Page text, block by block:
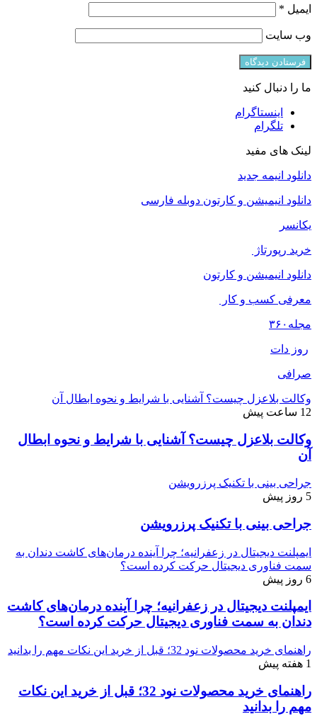
ایمیل *
وب‌ سایت
ما را دنبال کنید
اینستاگرام
تلگرام
لینک های مفید
دانلود انیمه جدید
دانلود انیمیشن و کارتون دوبله فارسی
یکانسر
خرید رپورتاژ
دانلود انیمیشن و کارتون
معرفی کسب و کار
مجله ۳۶۰
روز دات
صرافی
وکالت بلاعزل چیست؟ آشنایی با شرایط و نحوه ابطال آن
12 ساعت پیش
وکالت بلاعزل چیست؟ آشنایی با شرایط و نحوه ابطال
آن
جراحی بینی با تکنیک پرزرویشن
5 روز پیش
جراحی بینی با تکنیک پرزرویشن
ایمپلنت دیجیتال در زعفرانیه؛ چرا آینده درمان‌های کاشت دندان به
سمت فناوری دیجیتال حرکت کرده است؟
6 روز پیش
ایمپلنت دیجیتال در زعفرانیه؛ چرا آینده درمان‌های کاشت
دندان به سمت فناوری دیجیتال حرکت کرده است؟
راهنمای خرید محصولات نود 32؛ قبل از خرید این نکات مهم را بدانید
1 هفته پیش
راهنمای خرید محصولات نود 32؛ قبل از خرید این نکات
مهم را بدانید